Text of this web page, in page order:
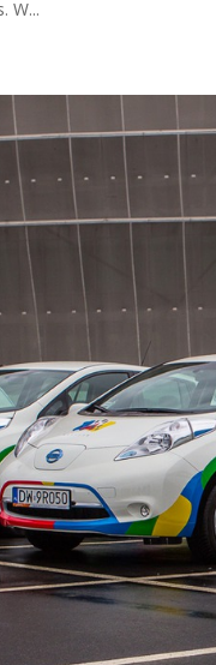
W...